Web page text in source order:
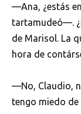
—Ana, ¿estás
tartamudeó—.
de Marisol. La
hora de
—No, Claudio,
tengo miedo